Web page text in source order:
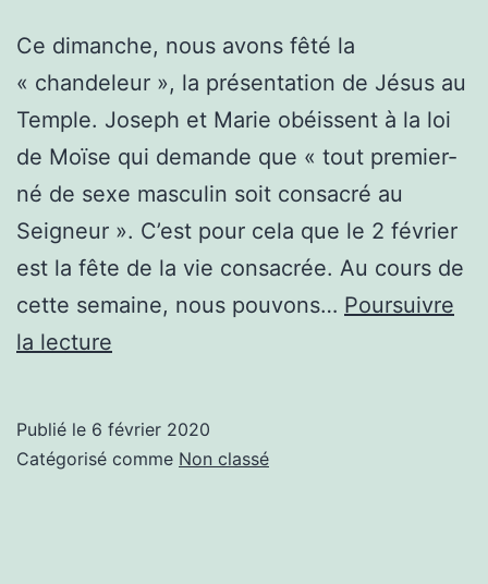
Ce dimanche, nous avons fêté la
« chandeleur », la présentation de Jésus au
Temple. Joseph et Marie obéissent à la loi
de Moïse qui demande que « tout premier-
né de sexe masculin soit consacré au
Seigneur ». C’est pour cela que le 2 février
est la fête de la vie consacrée. Au cours de
cette semaine, nous pouvons… Poursuivre
la lecture
Publié le 6 février 2020
Catégorisé comme Non classé